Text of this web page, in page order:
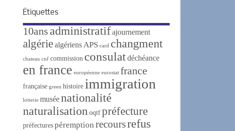
Étiquettes
10ans administratif ajournement
algérie algériens APS card changment
chateau cnf commission consulat déchéance
en france européenne eurostat france
française green histoire immigration
lotterie musée nationalité
naturalisation oqtf préfecture
préfectures péremption recoursrefus